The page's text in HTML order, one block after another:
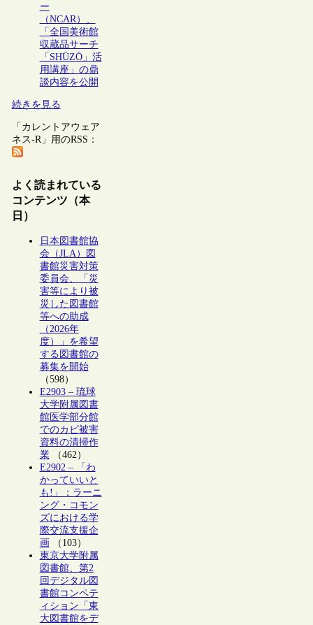
ー
（NCAR）、
「全国美術館
収蔵品サーチ
「SHŪZŌ」活
用講座」の鼎
談内容を公開
続きを見る
「カレントアウェア
ネス-R」用のRSS：
よく読まれている
コンテンツ（本
日）
日本図書館協
会（JLA）図
書館災害対策
委員会、「災
害等により被
災した図書館
等への助成
（2026年
度）」を希望
する図書館の
募集を開始
（598）
E2903 – 琉球
大学附属図書
館医学部分館
でのカビ被害
資料の清掃作
業（462）
E2902 – 「わ
かっていいと
も!」：ラーニ
ング・コモン
ズにおける学
際交流支援企
画 （103）
東京大学附属
図書館、第2
回デジタル図
書館コンペテ
ィション「東
大図書館をデ